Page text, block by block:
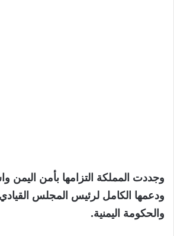
وجددت المملكة التزامها بأمن اليمن
ودعمها الكامل لرئيس المجلس
والحكومة اليمنية.